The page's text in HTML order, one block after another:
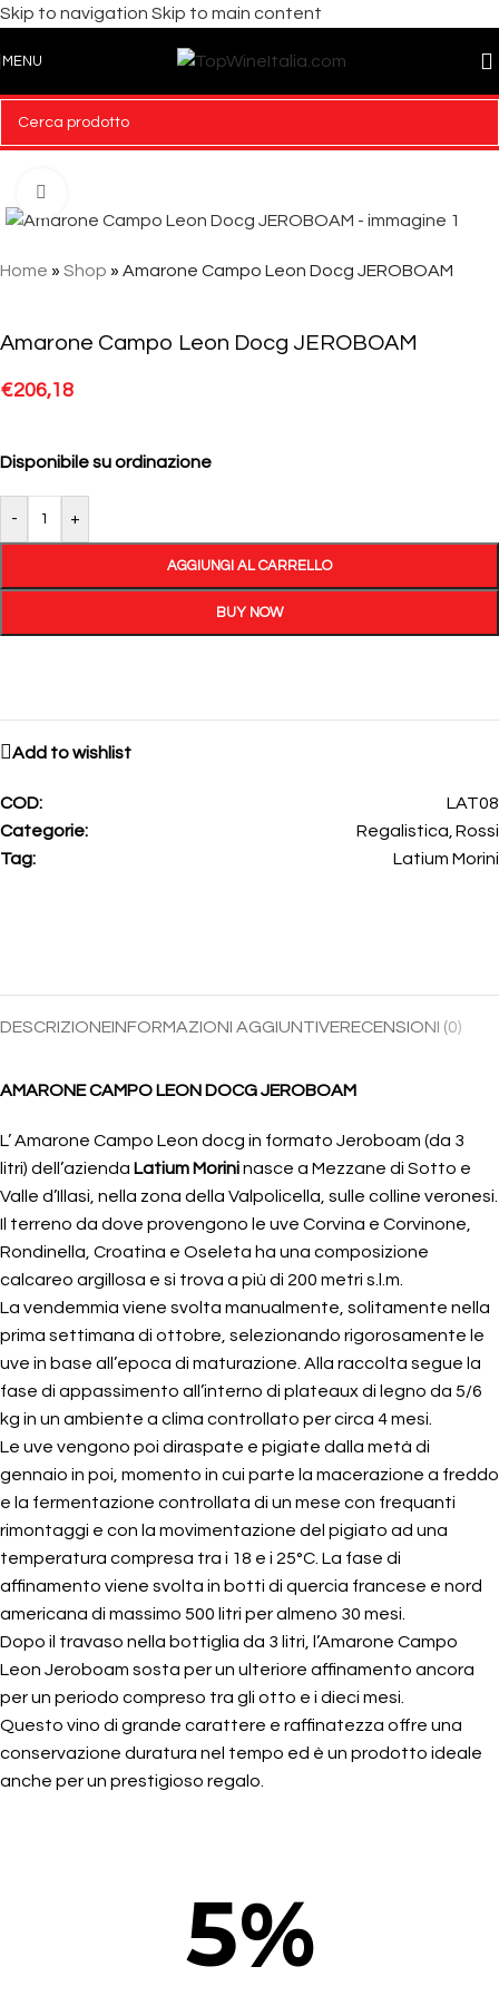
Skip to navigation Skip to main content
MENU
Home » Shop » Amarone Campo Leon Docg JEROBOAM
Amarone Campo Leon Docg JEROBOAM
€206,18
Disponibile su ordinazione
- +
AGGIUNGI AL CARRELLO
BUY NOW
Add to wishlist
COD:
LAT08
Categorie:
Regalistica Rossi
Tag:
Latium Morini
DESCRIZIONEINFORMAZIONI AGGIUNTIVERECENSIONI (0)
AMARONE CAMPO LEON DOCG JEROBOAM
L’ Amarone Campo Leon docg in formato Jeroboam (da 3
litri) dell’azienda Latium Morininasce a Mezzane di Sotto e
Valle d’Illasi, nella zona della Valpolicella, sulle colline veronesi.
Il terreno da dove provengono le uve Corvina e Corvinone,
Rondinella, Croatina e Oseleta ha una composizione
calcareo argillosa e si trova a più di 200 metri s.l.m.
La vendemmia viene svolta manualmente, solitamente nella
prima settimana di ottobre, selezionando rigorosamente le
uve in base all’epoca di maturazione. Alla raccolta segue la
fase di appassimento all’interno di plateaux di legno da 5/6
kg in un ambiente a clima controllato per circa 4 mesi.
Le uve vengono poi diraspate e pigiate dalla metà di
gennaio in poi, momento in cui parte la macerazione a freddo
e la fermentazione controllata di un mese con frequanti
rimontaggi e con la movimentazione del pigiato ad una
temperatura compresa tra i 18 e i 25°C. La fase di
affinamento viene svolta in botti di quercia francese e nord
americana di massimo 500 litri per almeno 30 mesi.
Dopo il travaso nella bottiglia da 3 litri, l’Amarone Campo
Leon Jeroboam sosta per un ulteriore affinamento ancora
per un periodo compreso tra gli otto e i dieci mesi.
Questo vino di grande carattere e raffinatezza offre una
conservazione duratura nel tempo ed è un prodotto ideale
anche per un prestigioso regalo.
5%